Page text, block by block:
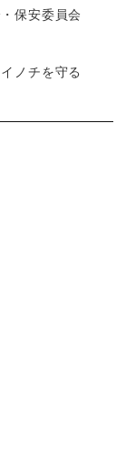
保安委員会
ノチを守る